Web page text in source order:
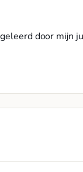
door mijn